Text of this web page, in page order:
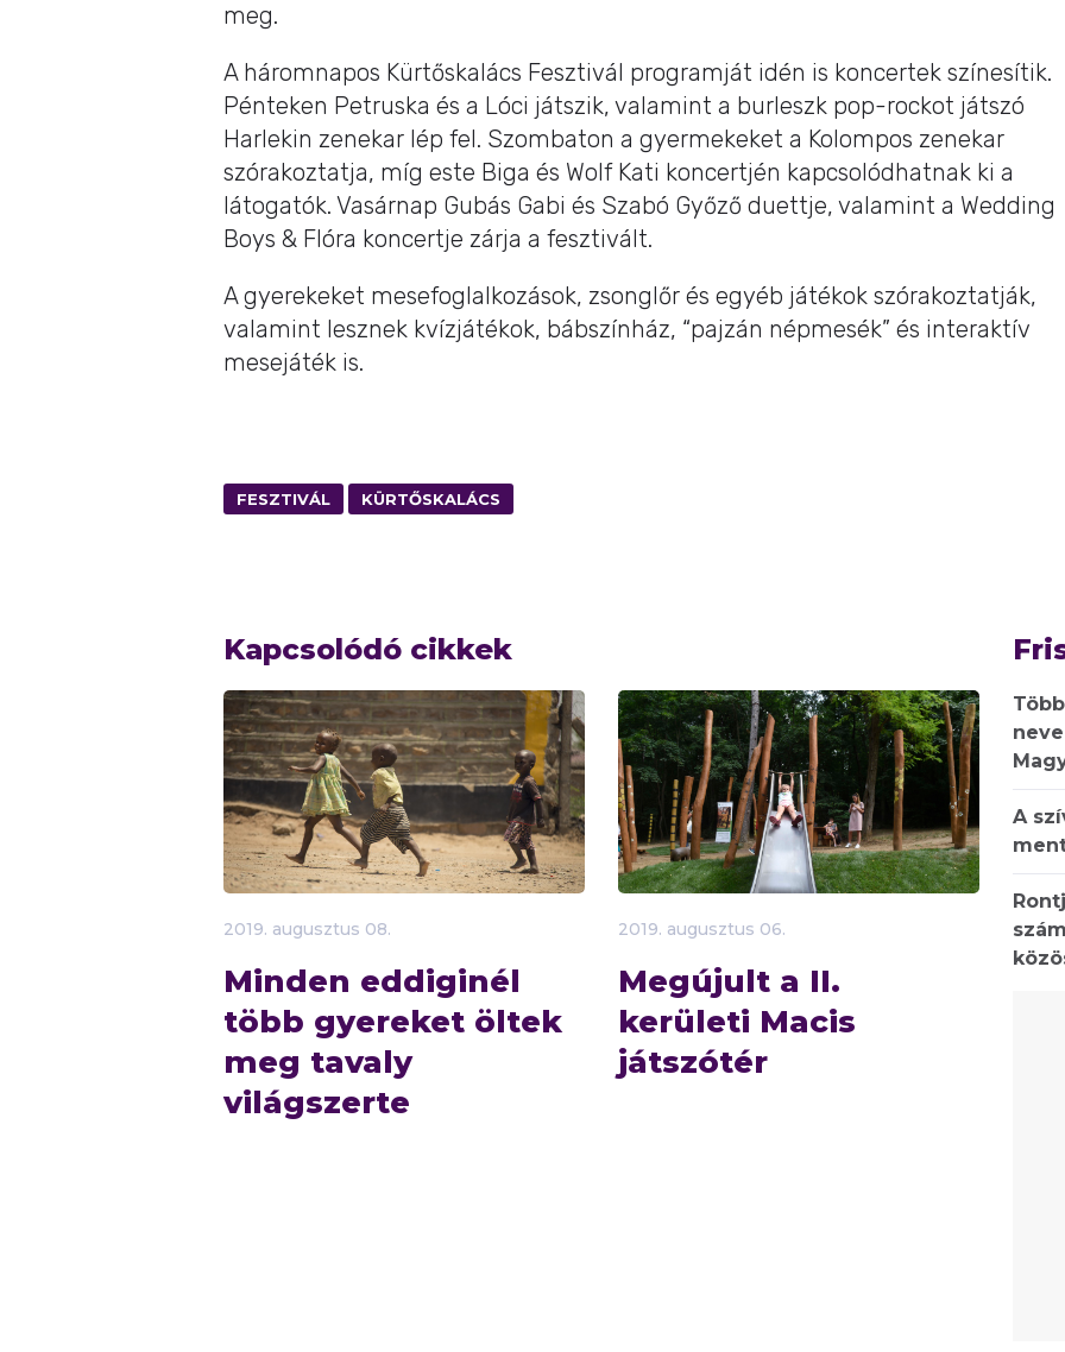
meg.
A háromnapos Kürtőskalács Fesztivál programját idén is koncertek színesítik.
Pénteken Petruska és a Lóci játszik, valamint a burleszk pop-rockot játszó
Harlekin zenekar lép fel. Szombaton a gyermekeket a Kolompos zenekar
szórakoztatja, míg este Biga és Wolf Kati koncertjén kapcsolódhatnak ki a
látogatók. Vasárnap Gubás Gabi és Szabó Győző duettje, valamint a Wedding
Boys & Flóra koncertje zárja a fesztivált.
A gyerekeket mesefoglalkozások, zsonglőr és egyéb játékok szórakoztatják,
valamint lesznek kvízjátékok, bábszínház, “pajzán népmesék” és interaktív
mesejáték is.
FESZTIVÁL KÜRTŐSKALÁCS
Kapcsolódó cikkek
2019. augusztus 08.
Minden eddiginél
több gyereket öltek
meg tavaly
világszerte
2019. augusztus 06.
Megújult a II.
kerületi Macis
játszótér
A